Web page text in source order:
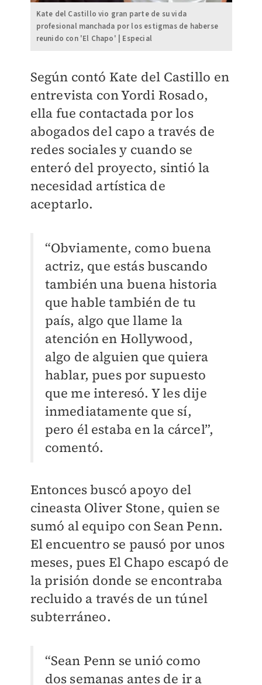
Kate del Castillo vio gran parte de su vida
profesional manchada por los estigmas de haberse
reunido con 'El Chapo' | Especial
Según contó Kate del Castillo en
entrevista con Yordi Rosado,
ella fue contactada por los
abogados del capo a través de
redes sociales y cuando se
enteró del proyecto, sintió la
necesidad artística de
aceptarlo.
“Obviamente, como buena
actriz, que estás buscando
también una buena historia
que hable también de tu
país, algo que llame la
atención en Hollywood,
algo de alguien que quiera
hablar, pues por supuesto
que me interesó. Y les dije
inmediatamente que sí,
pero él estaba en la cárcel”,
comentó.
Entonces buscó apoyo del
cineasta Oliver Stone, quien se
sumó al equipo con Sean Penn.
El encuentro se pausó por unos
meses, pues El Chapo escapó de
la prisión donde se encontraba
recluido a través de un túnel
subterráneo.
​“Sean Penn se unió como
dos semanas antes de ir a